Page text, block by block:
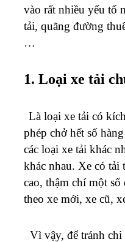
vào rất nhiều yếu tố
tải, quãng đường
…
1. Loại xe tải
Là loại xe tải có
phép chở hết số
các loại xe tải khác
khác nhau. Xe có tải
cao, thậm chí một
theo xe mới, xe cũ,
Vì vậy, để tránh